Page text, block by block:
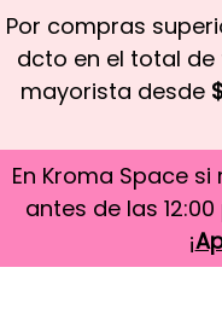
Por compras
dcto en el total
mayorista desde
En Kroma Space
antes de las
¡